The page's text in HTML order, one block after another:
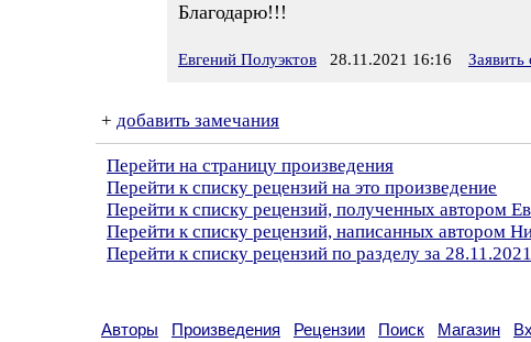
Благодарю!!!
Евгений Полуэктов 28.11.2021 16:16
+ добавить замечания
Перейти на страницу произведения
Перейти к списку рецензий на это произведение
Перейти к списку рецензий, полученных автором
Перейти к списку рецензий, написанных автором
Перейти к списку рецензий по разделу за 28.11.2021
Авторы Произведения Рецензии Поиск Магазин